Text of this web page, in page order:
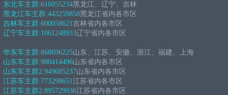
东北车主群:616055234黑龙江、辽宁、吉林
黑龙江车主群:443259858黑龙江省内各市区
吉林车主群:600058621吉林省内各市区
辽宁车主群:1061248933辽宁省内各市区
华东车主群:868696225山东、江苏、安徽、浙江、福建、上海
山东车主群:980414496山东省内各市区
山东车主群2:949685237山东省内各市区
江苏车主群:773298651江苏省内各市区
江苏车主群2:895729936江苏省内各市区